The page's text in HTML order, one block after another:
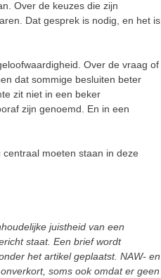
Over de keuzes die zijn
Dat gesprek is nodig, en het is
Over de vraag of
dat sommige besluiten beter
zit niet in een beker
zijn genoemd. En in een
moeten staan in deze
juistheid van een
staat. Een brief wordt
het artikel geplaatst. NAW- en
soms ook omdat er geen